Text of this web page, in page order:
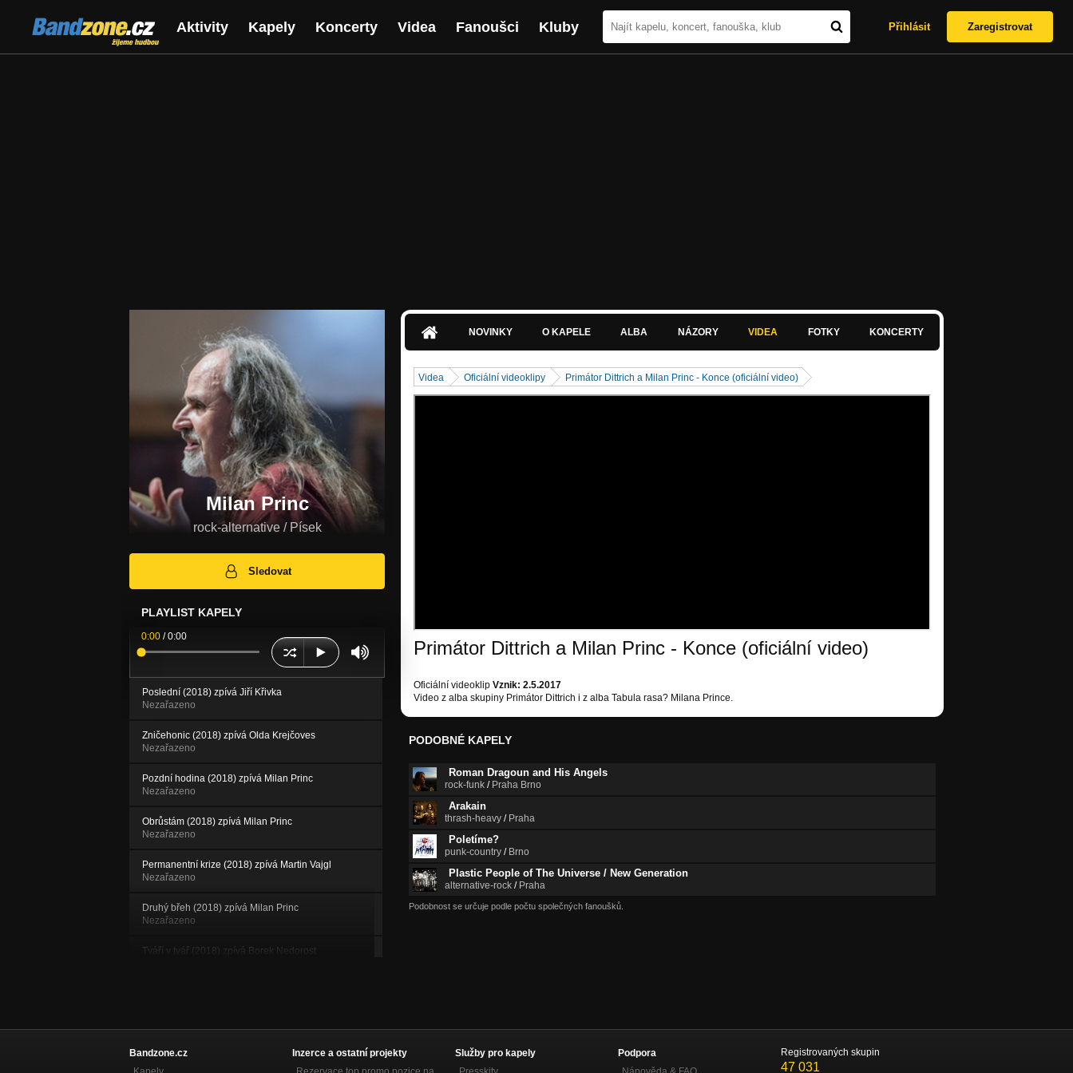
Bandzone.cz
žijeme hudbou
Aktivity Kapely Koncerty Videa Fanoušci Kluby Přihlásit Zaregistrovat
Milan Princ
rock-alternative / Písek
Sledovat
PLAYLIST KAPELY
0:00 /0:00
Poslední (2018) zpívá Jiří Křivka
Nezařazeno
Zničehonic (2018) zpívá Olda Krejčoves
Nezařazeno
Pozdní hodina (2018) zpívá Milan Princ
Nezařazeno
Obrůstám (2018) zpívá Milan Princ
Nezařazeno
Permanentní krize (2018) zpívá Martin Vajgl
Nezařazeno
Druhý břeh (2018) zpívá Milan Princ
Nezařazeno
Tváří v tvář (2018) zpívá Borek Nedorost
kytara Michal Pavlíček
NOVINKY O KAPELE ALBA NÁZORY VIDEA FOTKY KONCERTY
Videa Oficiální videoklipy Primátor Dittrich a Milan Princ - Konce (oficiální video)
Primátor Dittrich a Milan Princ - Konce (oficiální video)
Oficiální videoklip Vznik: 2.5.2017
Video z alba skupiny Primátor Dittrich i z alba Tabula rasa? Milana Prince.
PODOBNÉ KAPELY
Roman Dragoun and His Angels
rock-funk / Praha Brno
Arakain
thrash-heavy / Praha
Poletíme?
punk-country / Brno
Plastic People of The Universe / New Generation
alternative-rock / Praha
Podobnost se určuje podle počtu společných fanoušků.
Bandzone.cz
Inzerce a ostatní projekty
Služby pro kapely
Podpora
Registrovaných skupin
47 031